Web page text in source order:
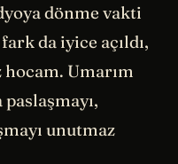
dönme vakti
da iyice açıldı,
Umarım
unutmaz